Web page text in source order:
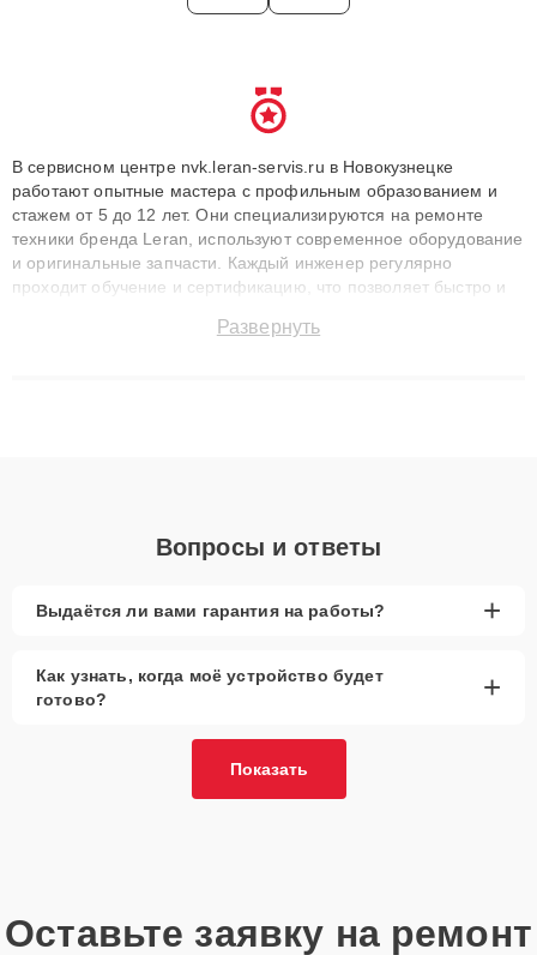
В сервисном центре nvk.leran-servis.ru в Новокузнецке
работают опытные мастера с профильным образованием и
стажем от 5 до 12 лет. Они специализируются на ремонте
техники бренда Leran, используют современное оборудование
и оригинальные запчасти. Каждый инженер регулярно
проходит обучение и сертификацию, что позволяет быстро и
сохранением гарантии до 3 лет. Наши мастера решают
Развернуть
Вопросы и ответы
Выдаётся ли вами гарантия на работы? +
Как узнать, когда моё устройство будет
готово?
+
Показать
Оставьте заявку на ремонт